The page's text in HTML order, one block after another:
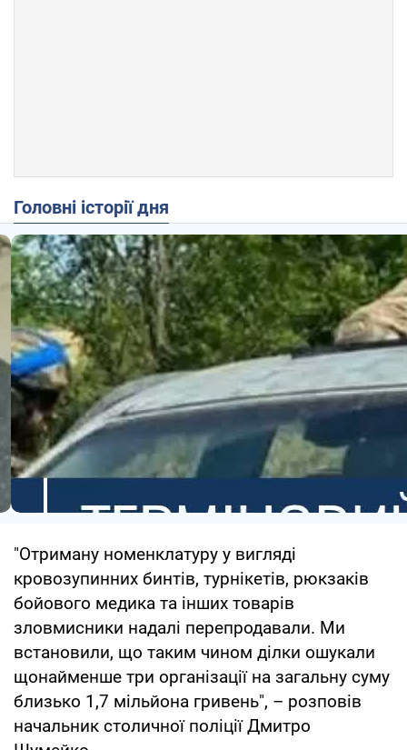
Головні історії дня
"Отриману номенклатуру у вигляді
кровозупинних бинтів, турнікетів, рюкзаків
бойового медика та інших товарів
зловмисники надалі перепродавали. Ми
встановили, що таким чином ділки ошукали
щонайменше три організації на загальну суму
близько 1,7 мільйона гривень", – розповів
начальник столичної поліції Дмитро